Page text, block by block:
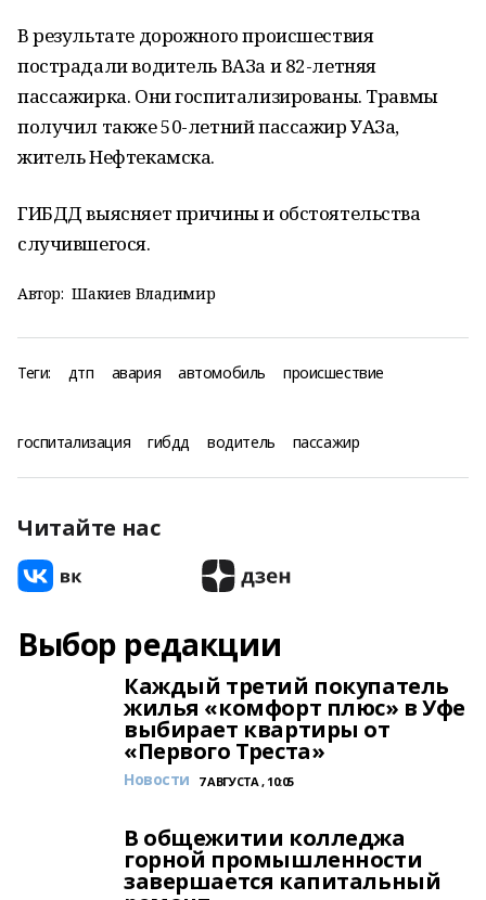
В результате дорожного происшествия
пострадали водитель ВАЗа и 82-летняя
пассажирка. Они госпитализированы. Травмы
получил также 50-летний пассажир УАЗа,
житель Нефтекамска.
ГИБДД выясняет причины и обстоятельства
случившегося.
Автор: Шакиев Владимир
Теги: дтп авария автомобиль происшествие
госпитализация гибдд водитель пассажир
Читайте нас
Выбор редакции
Каждый третий покупатель
жилья «комфорт плюс» в Уфе
выбирает квартиры от
«Первого Треста»
Новости 7 АВГУСТА , 10:05
В общежитии колледжа
горной промышленности
завершается капитальный